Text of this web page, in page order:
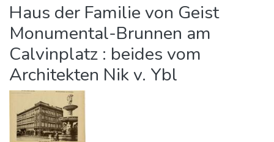
Statistics
About us
Haus der Familie von Geist
Monumental-Brunnen am
Calvinplatz : beides vom
Architekten Nik v. Ybl